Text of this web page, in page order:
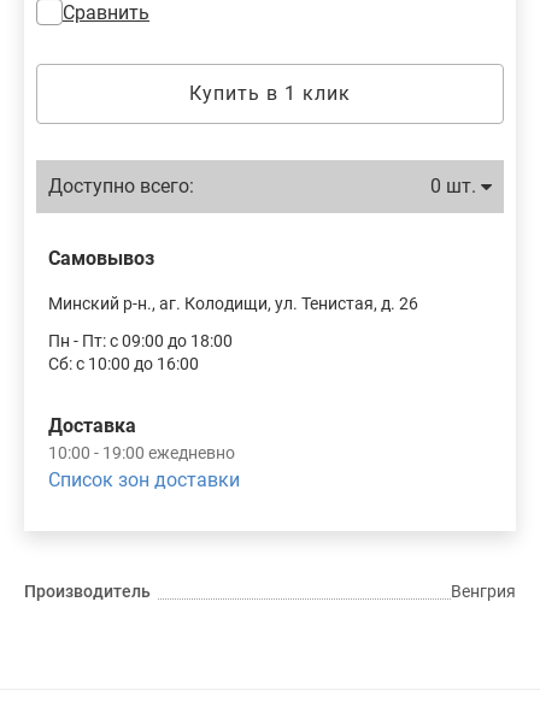
Производитель Венгрия
Сравнить
Купить в 1 клик
Доступно всего: 0 шт.
Самовывоз
Минский р-н., аг. Колодищи, ул. Тенистая, д. 26
Пн - Пт: с 09:00 до 18:00
Сб: с 10:00 до 16:00
Доставка
10:00 - 19:00 ежедневно
Список зон доставки